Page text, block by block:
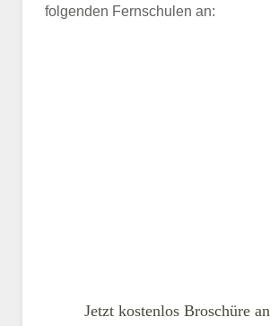
folgenden Fernschulen an:
Jetzt kostenlos Broschüre